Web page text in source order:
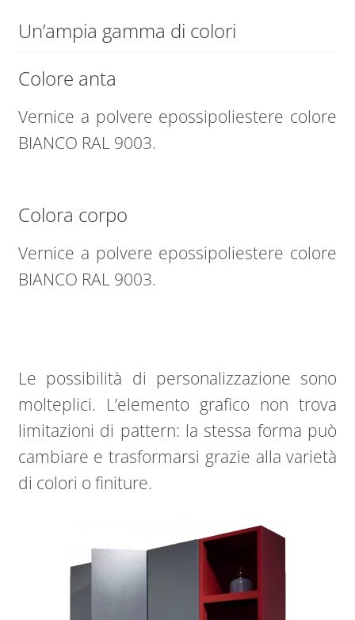
Un’ampia gamma di colori
Colore anta
Vernice a polvere epossipoliestere colore
BIANCO RAL 9003.
Colora corpo
Vernice a polvere epossipoliestere colore
BIANCO RAL 9003.
Le possibilità di personalizzazione sono
molteplici. L’elemento grafico non trova
limitazioni di pattern: la stessa forma può
cambiare e trasformarsi grazie alla varietà
di colori o finiture.